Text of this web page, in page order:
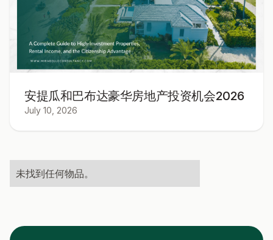
未找到任何物品。
安提瓜和巴布达豪华房地产投资机会2026
July 10, 2026